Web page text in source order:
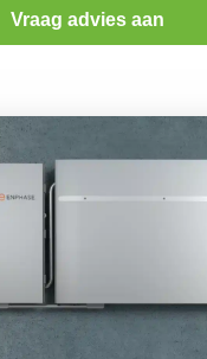
Vraag advies aan